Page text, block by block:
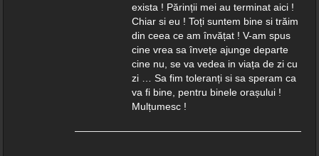
exista ! Părinții mei au terminat aici !
Chiar si eu ! Toți suntem bine si trăim
din ceea ce am învățat ! V-am spus
cine vrea sa învețe ajunge departe
cine nu, se va vedea in viața de zi cu
zi … Sa fim toleranți si sa speram ca
va fi bine, pentru binele orașului !
Mulțumesc !